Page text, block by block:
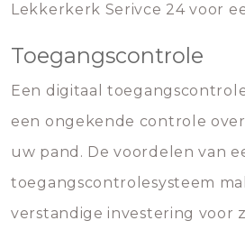
Lekkerkerk Serivce 24 voor
Toegangscontrole
Een digitaal
een ongekende controle
uw pand. De voordelen van
toegangscontrolesysteem
verstandige investering voor